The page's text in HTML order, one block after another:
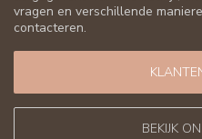
vragen en verschillende
contacteren.
BEKIJK